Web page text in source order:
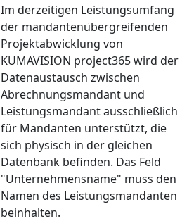
Im derzeitigen Leistungsumfang
der mandantenübergreifenden
Projektabwicklung von
KUMAVISION project365 wird der
Datenaustausch zwischen
Abrechnungsmandant und
Leistungsmandant ausschließlich
für Mandanten unterstützt, die
sich physisch in der gleichen
Datenbank befinden. Das Feld
"Unternehmensname" muss den
Namen des Leistungsmandanten
beinhalten.